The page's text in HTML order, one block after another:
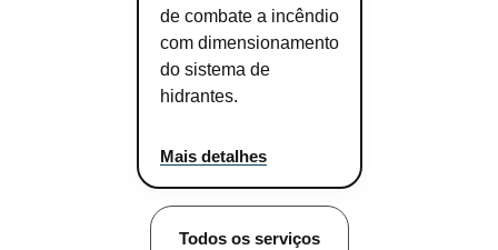
de combate a incêndio
com dimensionamento
do sistema de
hidrantes.
Mais detalhes
Todos os serviços